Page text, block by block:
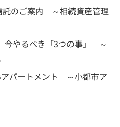
のご案内 ～相続資産管理
やるべき「3つの事」 ～
パートメント ～小都市ア